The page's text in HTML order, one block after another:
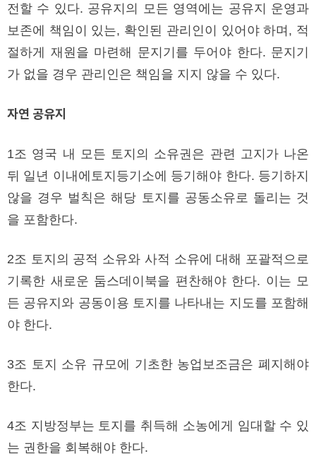
전할 수 있다. 공유지의 모든 영역에는 공유지 운영과
보존에 책임이 있는, 확인된 관리인이 있어야 하며, 적
절하게 재원을 마련해 문지기를 두어야 한다. 문지기
가 없을 경우 관리인은 책임을 지지 않을 수 있다.
자연 공유지
1조 영국 내 모든 토지의 소유권은 관련 고지가 나온
뒤 일년 이내에토지등기소에 등기해야 한다. 등기하지
않을 경우 벌칙은 해당 토지를 공동소유로 돌리는 것
을 포함한다.
2조 토지의 공적 소유와 사적 소유에 대해 포괄적으로
기록한 새로운 둠스데이북을 편찬해야 한다. 이는 모
든 공유지와 공동이용 토지를 나타내는 지도를 포함해
야 한다.
3조 토지 소유 규모에 기초한 농업보조금은 폐지해야
한다.
4조 지방정부는 토지를 취득해 소농에게 임대할 수 있
는 권한을 회복해야 한다.